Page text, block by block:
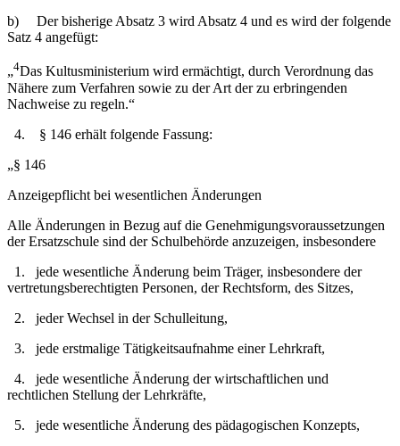
b) Der bisherige Absatz 3 wird Absatz 4 und es wird der folgende
Satz 4 angefügt:
„4Das Kultusministerium wird ermächtigt, durch Verordnung das
Nähere zum Verfahren sowie zu der Art der zu erbringenden
Nachweise zu regeln.“
4. § 146 erhält folgende Fassung:
„§ 146
Anzeigepflicht bei wesentlichen Änderungen
Alle Änderungen in Bezug auf die Genehmigungsvoraussetzungen
der Ersatzschule sind der Schulbehörde anzuzeigen, insbesondere
1. jede wesentliche Änderung beim Träger, insbesondere der
vertretungsberechtigten Personen, der Rechtsform, des Sitzes,
2. jeder Wechsel in der Schulleitung,
3. jede erstmalige Tätigkeitsaufnahme einer Lehrkraft,
4. jede wesentliche Änderung der wirtschaftlichen und
rechtlichen Stellung der Lehrkräfte,
5. jede wesentliche Änderung des pädagogischen Konzepts,